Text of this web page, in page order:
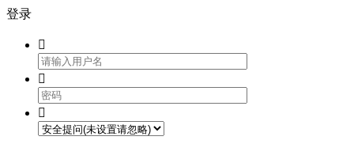
登录


